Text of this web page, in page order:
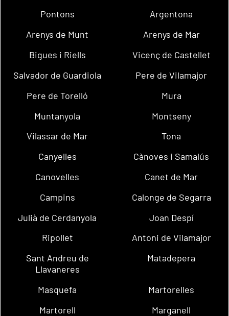
Pontons
Argentona
Arenys de Munt
Arenys de Mar
Bigues i Riells
Vicenç de Castellet
Salvador de Guardiola
Pere de Vilamajor
Pere de Torelló
Mura
Muntanyola
Montseny
Vilassar de Mar
Tona
Canyelles
Cànoves i Samalús
Canovelles
Canet de Mar
Campins
Calonge de Segarra
Julià de Cerdanyola
Joan Despí
Ripollet
Antoni de Vilamajor
Sant Andreu de
Llavaneres
Matadepera
Masquefa
Martorelles
Martorell
Marganell